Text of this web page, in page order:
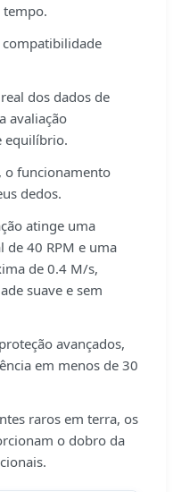
dos dados de
avaliação
equilíbrio.
o funcionamento
dedos.
atinge uma
de 40 RPM e uma
de 0.4 M/s,
suave e sem
avançados,
em menos de 30
raros em terra, os
o dobro da